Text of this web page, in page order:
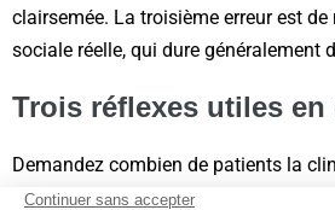
clairsemée. La troisième erreur est
sociale réelle, qui dure généralement
Trois réflexes utiles
Demandez combien de patients la
Réclamez un devis détaillé écrit qui